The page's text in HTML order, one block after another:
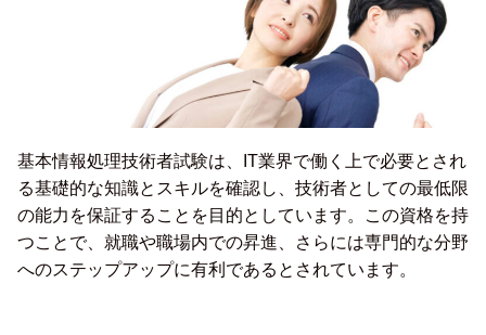
基本情報処理技術者試験は、IT業界で働く上で必要とされ
る基礎的な知識とスキルを確認し、技術者としての最低限
の能力を保証することを目的としています。この資格を持
つことで、就職や職場内での昇進、さらには専門的な分野
へのステップアップに有利であるとされています。